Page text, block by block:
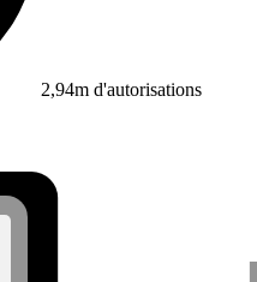
2,94m d'autorisations